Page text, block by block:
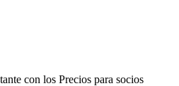
con los Precios para socios